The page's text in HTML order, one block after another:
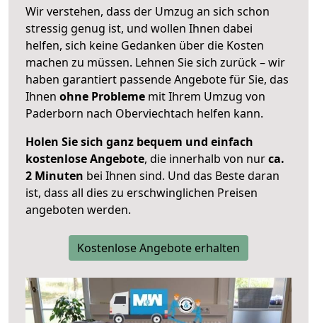
Wir verstehen, dass der Umzug an sich schon
stressig genug ist, und wollen Ihnen dabei
helfen, sich keine Gedanken über die Kosten
machen zu müssen. Lehnen Sie sich zurück – wir
haben garantiert passende Angebote für Sie, das
Ihnen ohne Probleme mit Ihrem Umzug von
Paderborn nach Oberviechtach helfen kann.
Holen Sie sich ganz bequem und einfach
kostenlose Angebote, die innerhalb von nurca.
2 Minuten bei Ihnen sind. Und das Beste daran
ist, dass all dies zu erschwinglichen Preisen
angeboten werden.
Kostenlose Angebote erhalten